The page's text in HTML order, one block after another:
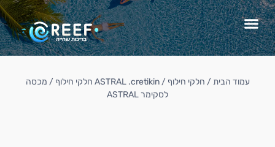
עמוד הבית/ חלקי חילוף /ASTRAL .cretikin חלקי חילוף
/ מכסה
לסקימר ASTRAL